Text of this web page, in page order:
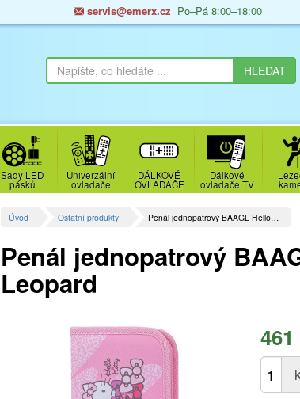
servis@emerx.cz Po–Pá 8:00–18:00
Sady LED
pásků
Univerzální
ovladače
DÁLKOVÉ
OVLADAČE
Dálkové
ovladače TV
Úvod Ostatní produkty Penál jednopatrový BAAGL Hello…
Penál jednopatrový
Leopard